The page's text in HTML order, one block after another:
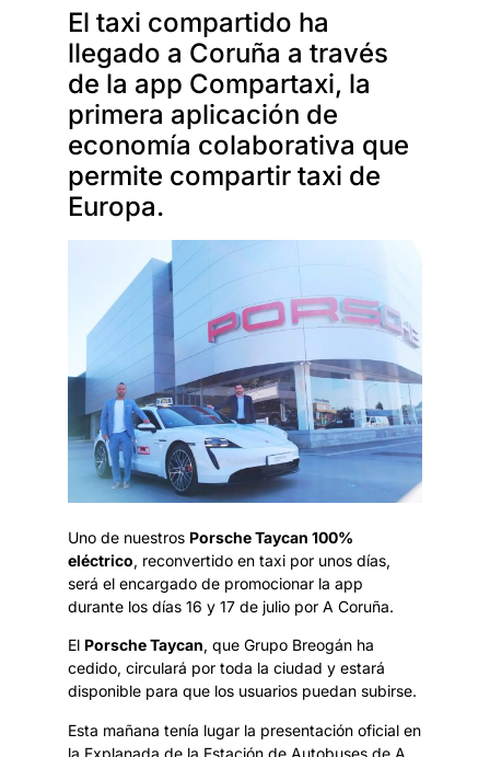
El taxi compartido ha
llegado a Coruña a través
de la app Compartaxi, la
primera aplicación de
economía colaborativa que
permite compartir taxi de
Europa.
Uno de nuestros Porsche Taycan 100%
eléctrico, reconvertido en taxi por unos días,
será el encargado de promocionar la app
durante los días 16 y 17 de julio por A Coruña.
El Porsche Taycan, que Grupo Breogán ha
cedido, circulará por toda la ciudad y estará
disponible para que los usuarios puedan subirse.
Esta mañana tenía lugar la presentación oficial en
la Explanada de la Estación de Autobuses de A